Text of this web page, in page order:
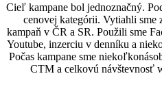
Cieľ kampane bol jednoznačný.
cenovej kategórii. Vytiahli sme
kampaň v ČR a SR. Použili sme
Youtube, inzerciu v denníku a
Počas kampane sme
CTM a celkovú návštevnosť